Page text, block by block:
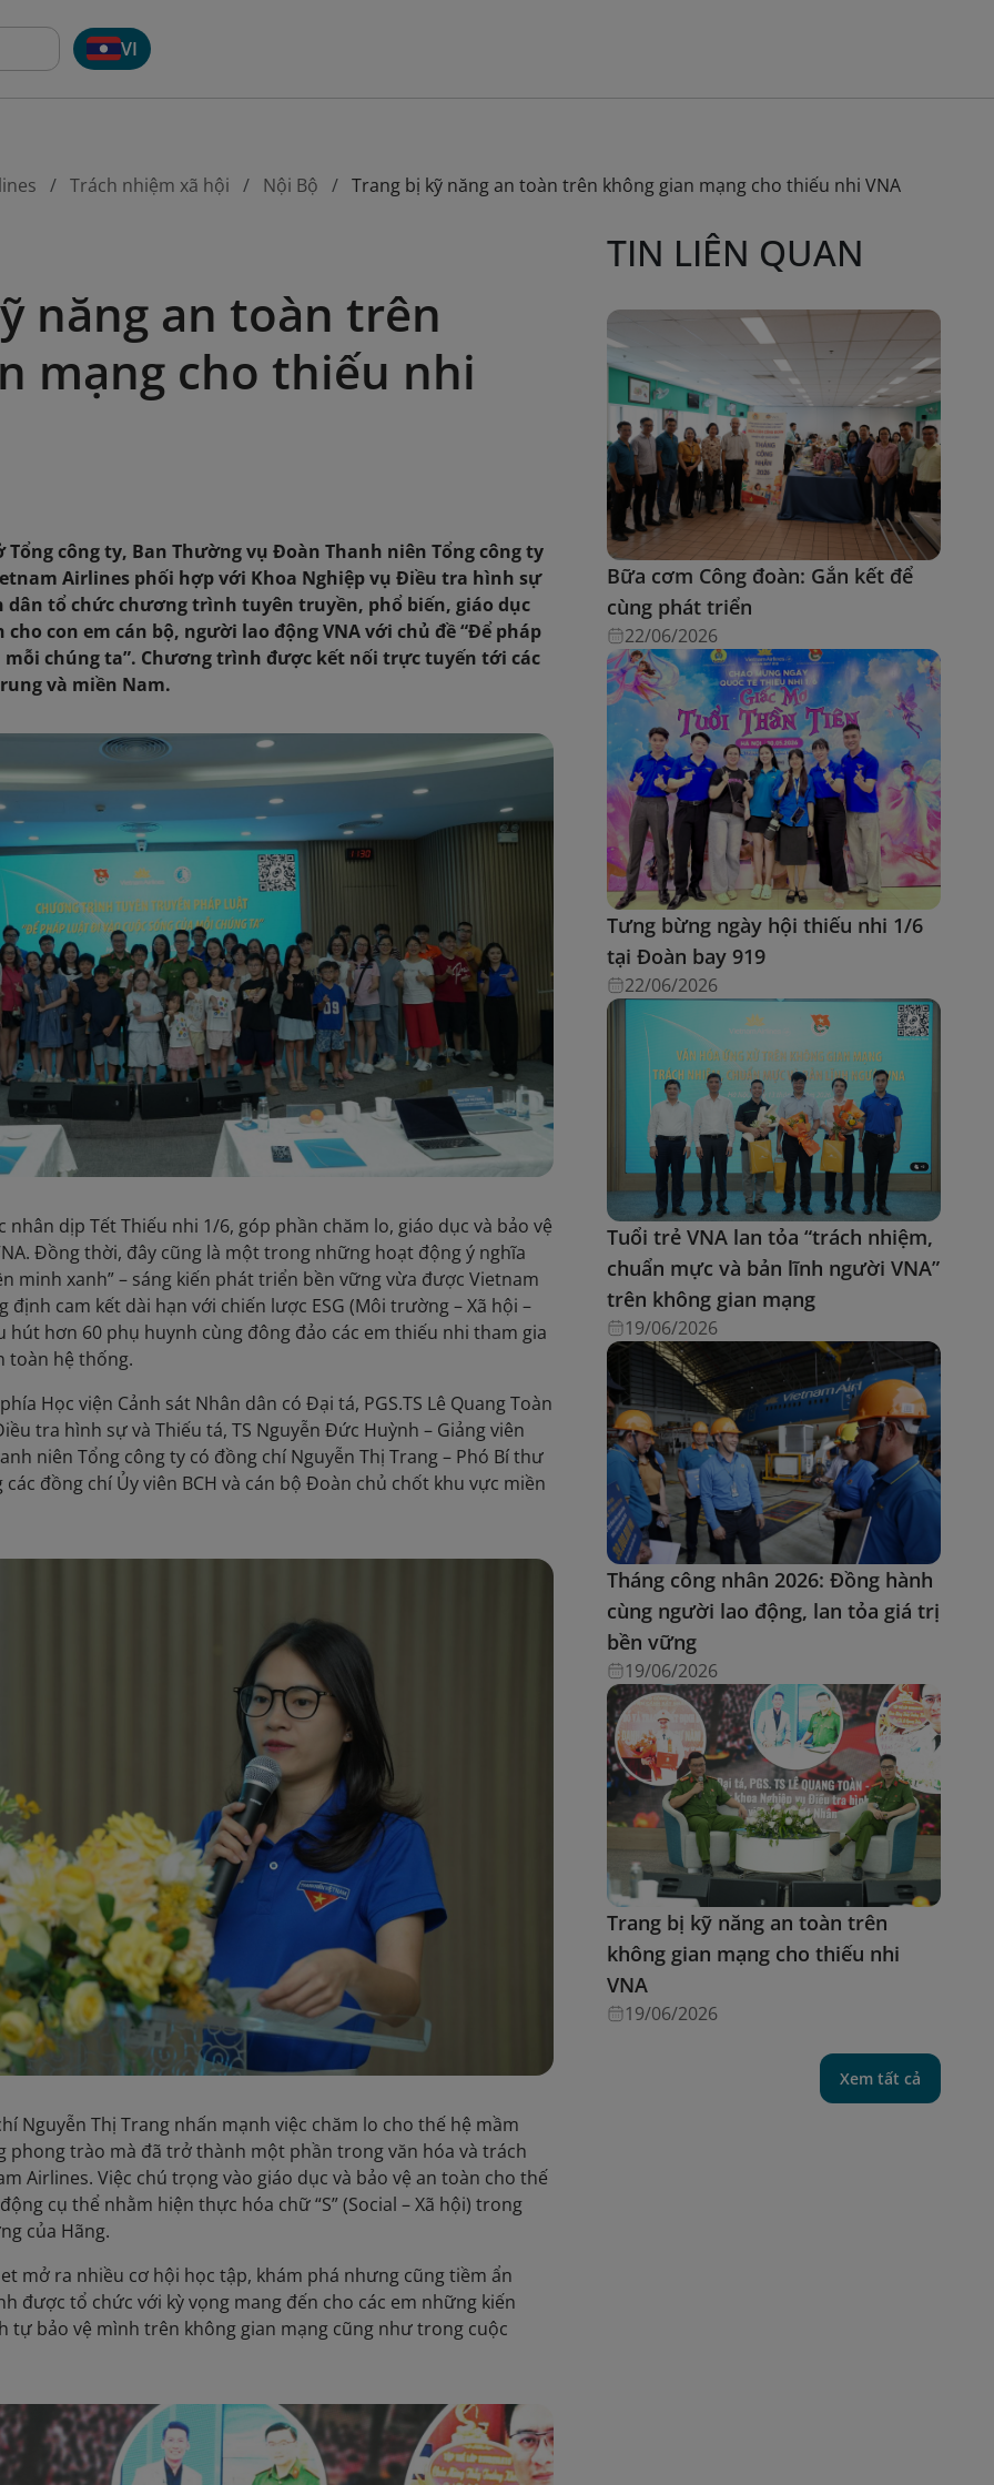
VI
Trách nhiệm xã hội Nội Bộ Trang bị kỹ năng an toàn trên không gian mạng cho thiếu nhi VNA
năng an toàn trên
mạng cho thiếu nhi
Tổng công ty, Ban Thường vụ Đoàn Thanh niên Tổng công ty
Airlines phối hợp với Khoa Nghiệp vụ Điều tra hình sự
dân tổ chức chương trình tuyên truyền, phổ biến, giáo dục
con em cán bộ, người lao động VNA với chủ đề “Để pháp
mỗi chúng ta”. Chương trình được kết nối trực tuyến tới các
và miền Nam.
dịp Tết Thiếu nhi 1/6, góp phần chăm lo, giáo dục và bảo vệ
Đồng thời, đây cũng là một trong những hoạt động ý nghĩa
minh xanh” – sáng kiến phát triển bền vững vừa được Vietnam
định cam kết dài hạn với chiến lược ESG (Môi trường – Xã hội –
hơn 60 phụ huynh cùng đông đảo các em thiếu nhi tham gia
toàn hệ thống.
Học viện Cảnh sát Nhân dân có Đại tá, PGS.TS Lê Quang Toàn
tra hình sự và Thiếu tá, TS Nguyễn Đức Huỳnh – Giảng viên
niên Tổng công ty có đồng chí Nguyễn Thị Trang – Phó Bí thư
đồng chí Ủy viên BCH và cán bộ Đoàn chủ chốt khu vực miền
Nguyễn Thị Trang nhấn mạnh việc chăm lo cho thế hệ mầm
phong trào mà đã trở thành một phần trong văn hóa và trách
Airlines. Việc chú trọng vào giáo dục và bảo vệ an toàn cho thế
cụ thể nhằm hiện thực hóa chữ “S” (Social – Xã hội) trong
của Hãng.
mở ra nhiều cơ hội học tập, khám phá nhưng cũng tiềm ẩn
được tổ chức với kỳ vọng mang đến cho các em những kiến
tự bảo vệ mình trên không gian mạng cũng như trong cuộc
TIN LIÊN QUAN
Bữa cơm Công đoàn: Gắn kết để
cùng phát triển
22/06/2026
Tưng bừng ngày hội thiếu nhi 1/6
tại Đoàn bay 919
22/06/2026
Tuổi trẻ VNA lan tỏa “trách nhiệm,
chuẩn mực và bản lĩnh người VNA”
trên không gian mạng
19/06/2026
Tháng công nhân 2026: Đồng hành
cùng người lao động, lan tỏa giá trị
bền vững
19/06/2026
Trang bị kỹ năng an toàn trên
không gian mạng cho thiếu nhi
VNA
19/06/2026
Xem tất cả